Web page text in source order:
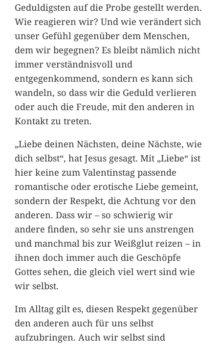
Geduldigsten auf die Probe gestellt werden.
Wie reagieren wir? Und wie verändert sich
unser Gefühl gegenüber dem Menschen,
dem wir begegnen? Es bleibt nämlich nicht
immer verständnisvoll und
entgegenkommend, sondern es kann sich
wandeln, so dass wir die Geduld verlieren
oder auch die Freude, mit den anderen in
Kontakt zu treten.
„Liebe deinen Nächsten, deine Nächste, wie
dich selbst“, hat Jesus gesagt. Mit „Liebe“ ist
hier keine zum Valentinstag passende
romantische oder erotische Liebe gemeint,
sondern der Respekt, die Achtung vor den
anderen. Dass wir – so schwierig wir
andere finden, so sehr sie uns anstrengen
und manchmal bis zur Weißglut reizen – in
ihnen doch immer auch die Geschöpfe
Gottes sehen, die gleich viel wert sind wie
wir selbst.
Im Alltag gilt es, diesen Respekt gegenüber
den anderen auch für uns selbst
aufzubringen. Auch wir selbst sind